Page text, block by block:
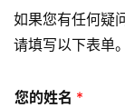
常
见
问
如果您有任何疑
请填写以下表单
您的姓名 *